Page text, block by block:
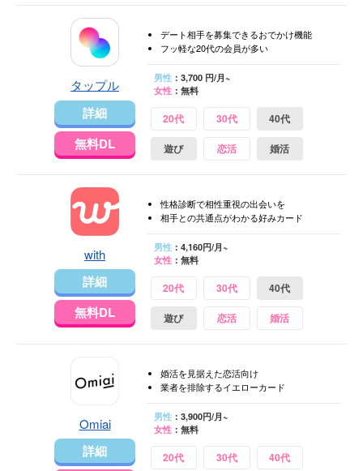
タップル
詳細
無料DL
デート相手を募集できるおでかけ機能
フッ軽な20代の会員が多い
男性：3,700 円/月~
女性：無料
20代 30代 40代
遊び 恋活 婚活
with
詳細
無料DL
性格診断で相性重視の出会いを
相手との共通点がわかる好みカード
男性：4,160円/月~
女性：無料
20代 30代 40代
遊び 恋活 婚活
Omiai
詳細
婚活を見据えた恋活向け
業者を排除するイエローカード
男性：3,900円/月~
女性：無料
20代 30代 40代